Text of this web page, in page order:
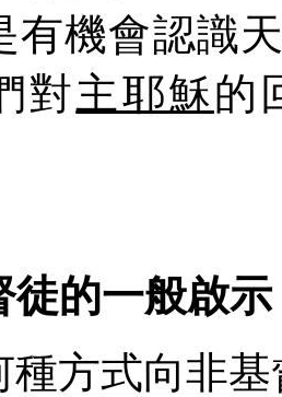
有機會認識
對主耶穌的
徒的一般啟示
種方式向非